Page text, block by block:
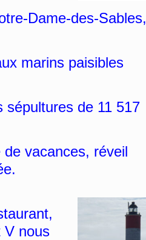
Dame-des-Sables,
marins paisibles
sépultures de 11 517
vacances, réveil
V nous